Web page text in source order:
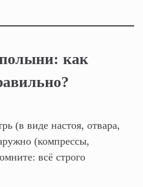
как
(в виде настоя, отвара,
(компрессы,
всё строго